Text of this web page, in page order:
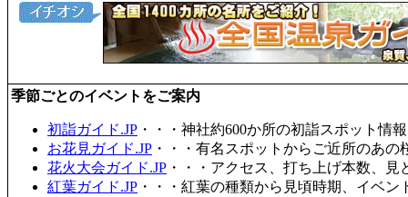
季節ごとのイベントをご案内
初詣ガイド.JP ・・・神社約600か所の初詣スポット情
お花見ガイド.JP ・・・有名スポットからご近所のあ
花火大会ガイド.JP ・・・アクセス、打ち上げ本数、
紅葉ガイド.JP ・・・紅葉の種類から見頃時期、イベ